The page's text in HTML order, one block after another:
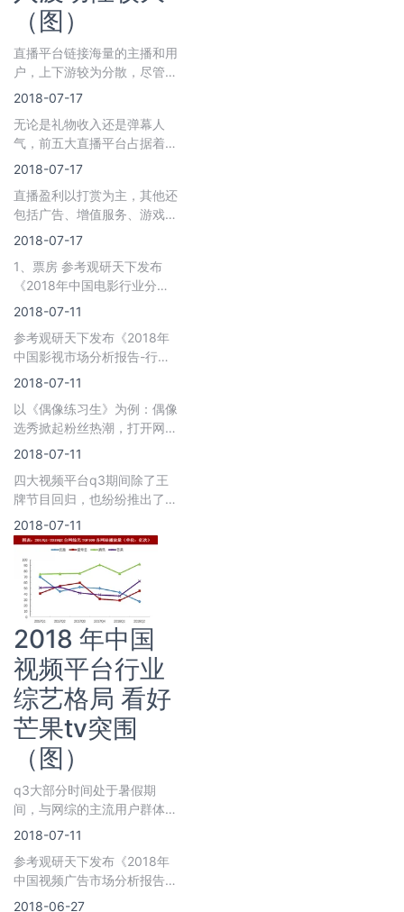
（图）
直播平台链接海量的主播和用
户，上下游较为分散，尽管公
会掌握着大量头部主播，但公
2018-07-17
无论是礼物收入还是弹幕人
气，前五大直播平台占据着寡
头地位。根据小葫芦数据选取
2018-07-17
直播盈利以打赏为主，其他还
包括广告、增值服务、游戏联
运等。从宏观方面看，2017
2018-07-17
1、票房 参考观研天下发布
《2018年中国电影行业分析
报告-市场运营态势与发展前
2018-07-11
参考观研天下发布《2018年
中国影视市场分析报告-行业
运营态势与投资前景研究》
2018-07-11
以《偶像练习生》为例：偶像
选秀掀起粉丝热潮，打开网综
多元盈利模式天花板。
2018-07-11
四大视频平台q3期间除了王
牌节目回归，也纷纷推出了新
综艺，丰富的优质内容将于
2018-07-11
2018 年中国
视频平台行业
综艺格局 看好
芒果tv突围
（图）
q3大部分时间处于暑假期
间，与网综的主流用户群体的
假期符合，也是娱乐内容的爆
2018-07-11
参考观研天下发布《2018年
中国视频广告市场分析报告-
行业运营态势与投资前景研
2018-06-27